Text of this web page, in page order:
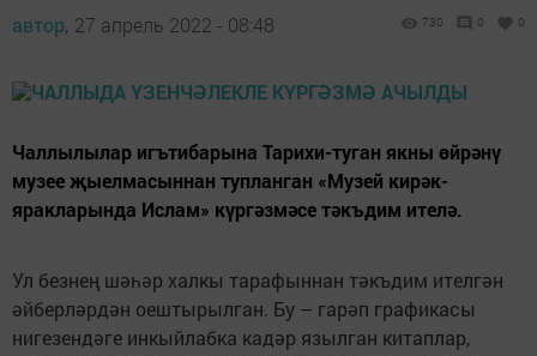
автор, 27 апрель 2022 - 08:48 730 0 0
Чаллылылар игътибарына Тарихи-туган якны өйрәнү
музее җыелмасыннан тупланган «Музей кирәк-
яракларында Ислам» күргәзмәсе тәкъдим ителә.
Ул безнең шәһәр халкы тарафыннан тәкъдим ителгән
әйберләрдән оештырылган. Бу – гарәп графикасы
нигезендәге инкыйлабка кадәр язылган китаплар,